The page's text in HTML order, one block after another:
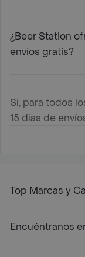
¿Beer Station
envíos gratis?
Sí, para todos
15 días de
Top Marcas y
Encuéntranos